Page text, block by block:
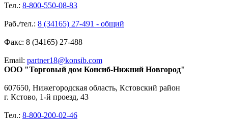
Тел.: 8-800-550-08-83
Раб./тел.: 8 (34165) 27-491 - общий
Факс: 8 (34165) 27-488
Email: partner18@konsib.com
ООО "Торговый дом Консиб-Нижний Новгород"
607650, Нижегородская область, Кстовский район
г. Кстово, 1-й проезд, 43
Тел.: 8-800-200-02-46